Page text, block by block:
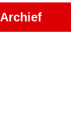
Archief